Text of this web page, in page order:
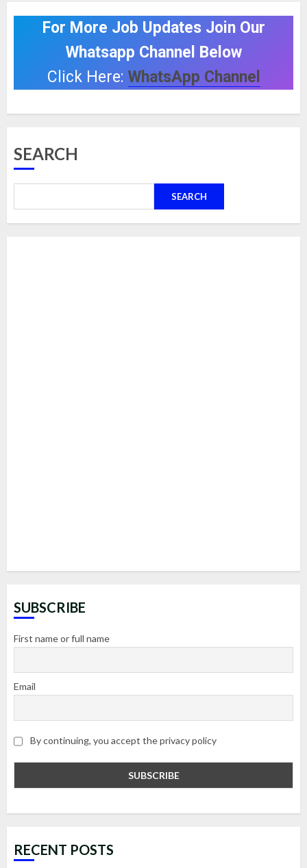
For More Job Updates Join Our
Whatsapp Channel Below
Click Here: WhatsApp Channel
SEARCH
SEARCH
SUBSCRIBE
First name or full name
Email
By continuing, you accept the privacy policy
RECENT POSTS